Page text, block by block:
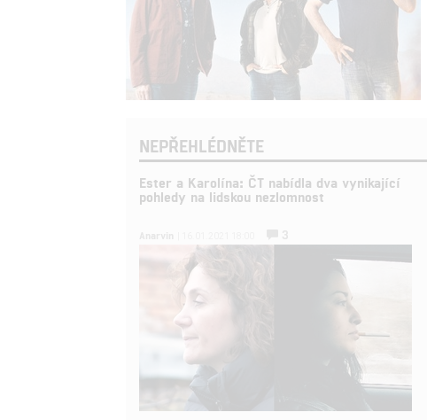
NEPŘEHLÉDNĚTE
Ester a Karolína: ČT nabídla dva vynikající
pohledy na lidskou nezlomnost